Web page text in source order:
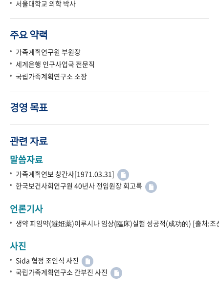
서울대학교 의학 박사
주요 약력
가족계획연구원 부원장
세계은행 인구사업국 전문직
국립가족계획연구소 소장
경영 목표
관련 자료
말씀자료
가족계획연보 창간사[1971.03.31]
한국보건사회연구원 40년사 전임원장 회고록
언론기사
생약 피임약(避姙薬)이루시나 임상(臨床)실험 성공적(成功的) [출처:
사진
Sida 협정 조인식 사진
국립가족계획연구소 간부진 사진